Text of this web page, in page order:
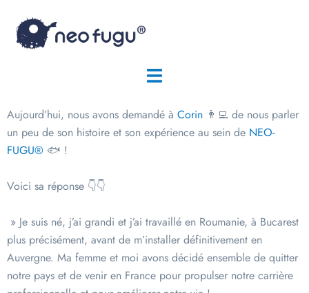
Aujourd’hui, nous avons demandé à Corin 👨‍💻 de nous parler
un peu de son histoire et son expérience au sein de NEO-
FUGU® 🐟 !
Voici sa réponse 👇👇
» Je suis né, j’ai grandi et j’ai travaillé en Roumanie, à Bucarest
plus précisément, avant de m’installer définitivement en
Auvergne. Ma femme et moi avons décidé ensemble de quitter
notre pays et de venir en France pour propulser notre carrière